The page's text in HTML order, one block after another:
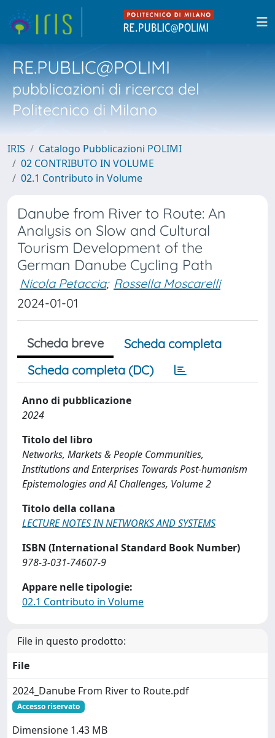
RE.PUBLIC@POLIMI
pubblicazioni di ricerca del
Politecnico di Milano
IRIS
Catalogo Pubblicazioni POLIMI
02 CONTRIBUTO IN VOLUME
02.1 Contributo in Volume
Danube from River to Route: An
Analysis on Slow and Cultural
Tourism Development of the
German Danube Cycling Path
Nicola Petaccia; Rossella Moscarelli
2024-01-01
Scheda breve
Scheda completa
Scheda completa (DC)
Anno di pubblicazione
2024
Titolo del libro
Networks, Markets & People Communities,
Institutions and Enterprises Towards Post-humanism
Epistemologies and AI Challenges, Volume 2
Titolo della collana
LECTURE NOTES IN NETWORKS AND SYSTEMS
ISBN (International Standard Book Number)
978-3-031-74607-9
Appare nelle tipologie:
02.1 Contributo in Volume
File in questo prodotto:
File
2024_Danube From River to Route.pdf
Accesso riservato
Dimensione 1.43 MB